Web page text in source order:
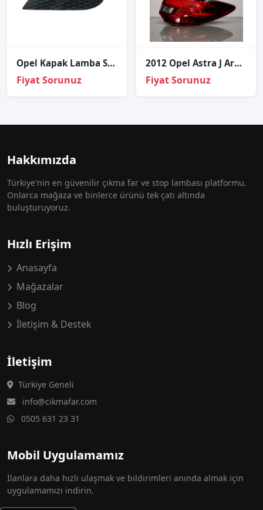
Opel Kapak Lamba Sis Astra H 07-10 Sol (Sissiz)
Fiyat Sorunuz
2012 Opel Astra J Arka Stop Sağ Sol
Fiyat Sorunuz
Hakkımızda
Türkiye'nin en güvenilir çıkma far ve stop lambası platformu.
Onlarca mağaza ve binlerce ürünü tek çatı altında
buluşturuyoruz.
Hızlı Erişim
Anasayfa
Mağazalar
Blog
İletişim & Destek
İletişim
Türkiye Geneli
info@cikmafar.com
0505 631 23 31
Mobil Uygulamamız
İlanlara daha hızlı ulaşmak ve bildirimleri anında almak için
uygulamamızı indirin.